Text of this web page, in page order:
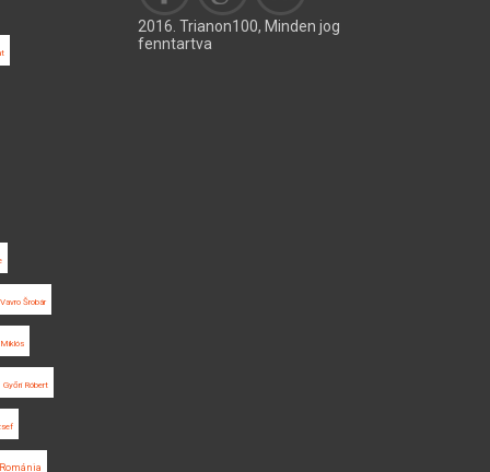
Vavro Šrobár
Győri Róbert
Románia
2016. Trianon100, Minden jog
fenntartva